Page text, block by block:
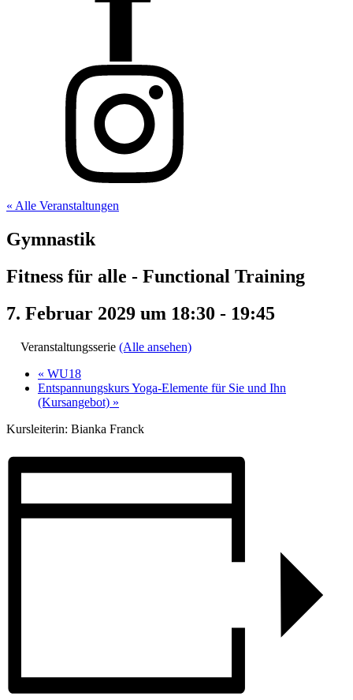
« Alle Veranstaltungen
Gymnastik
Fitness für alle - Functional Training
7. Februar 2029 um 18:30 - 19:45
Veranstaltungsserie (Alle ansehen)
« WU18
Entspannungskurs Yoga-Elemente für Sie und Ihn
(Kursangebot) »
Kursleiterin: Bianka Franck